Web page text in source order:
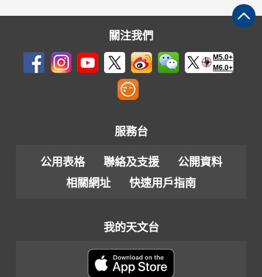
關注我們
M5.0+
M6.0+
服務台
公用表格 聯絡及支援
公開資料
相關網址
快速用戶指南
我的天文台